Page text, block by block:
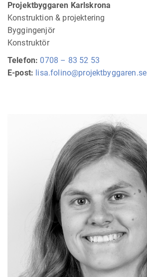
Projektbyggaren Karlskrona
Konstruktion & projektering
Byggingenjör
Konstruktör
Telefon: 0708 – 83 52 53
E-post: lisa.folino@projektbyggaren.se